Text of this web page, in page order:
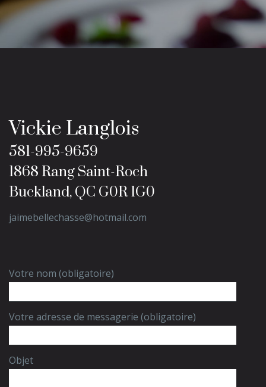
Vickie Langlois
581-995-9659
1868 Rang Saint-Roch
Buckland, QC G0R 1G0
jaimebellechasse@hotmail.com
Votre nom (obligatoire)
Votre adresse de messagerie (obligatoire)
Objet